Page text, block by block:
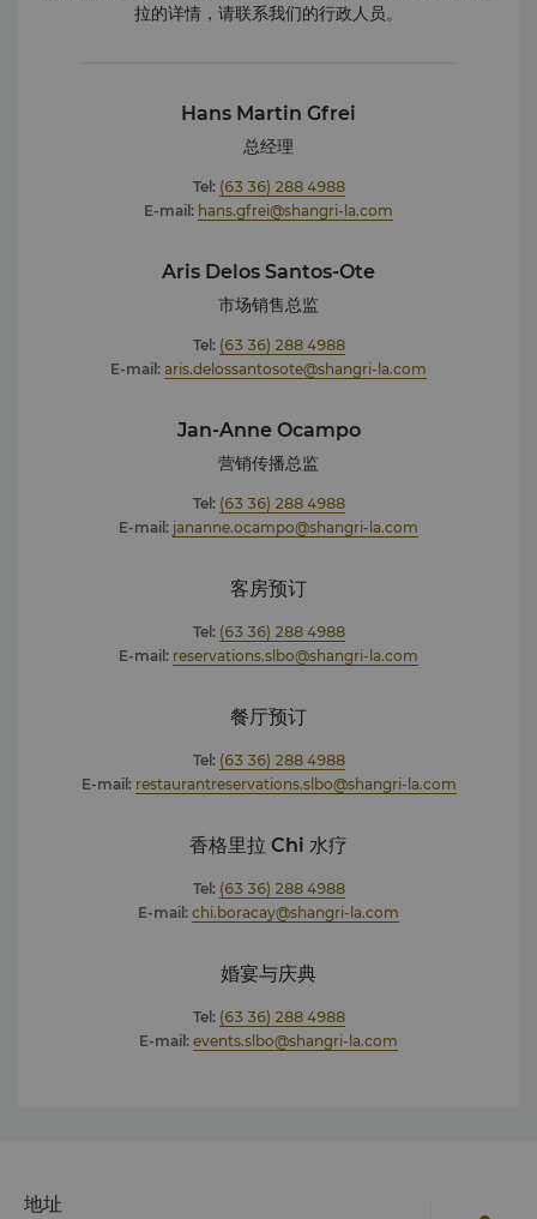
或媒体咨询，请联系我们的市场传播总监： Jan-Anne
la.com
拉的详情，请联系我们的行政人员。
Hans Martin Gfrei
总经理
Tel: (63 36) 288 4988
E-mail: hans.gfrei@shangri-la.com
Aris Delos Santos-Ote
市场销售总监
Tel: (63 36) 288 4988
E-mail: aris.delossantosote@shangri-la.com
Jan-Anne Ocampo
营销传播总监
Tel: (63 36) 288 4988
E-mail: jananne.ocampo@shangri-la.com
客房预订
Tel: (63 36) 288 4988
E-mail: reservations.slbo@shangri-la.com
餐厅预订
Tel: (63 36) 288 4988
E-mail: restaurantreservations.slbo@shangri-la.com
香格里拉 Chi 水疗
Tel: (63 36) 288 4988
E-mail: chi.boracay@shangri-la.com
婚宴与庆典
Tel: (63 36) 288 4988
E-mail: events.slbo@shangri-la.com
地址